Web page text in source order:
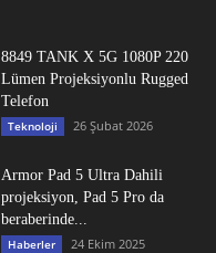
8849 TANK X 5G 1080P 220
Lümen Projeksiyonlu Rugged
Telefon
Teknoloji 26 Şubat 2026
Armor Pad 5 Ultra Dahili
projeksiyon, Pad 5 Pro da
beraberinde...
Haberler 24 Ekim 2025